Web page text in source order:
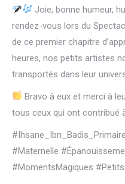
Joie, bonne humeur,
rendez-vous lors du
de ce premier chapitre
heures, nos petits artistes
transportés dans leur
Bravo à eux et merci à
tous ceux qui ont contribué
#Maternelle
#MomentsMagiques